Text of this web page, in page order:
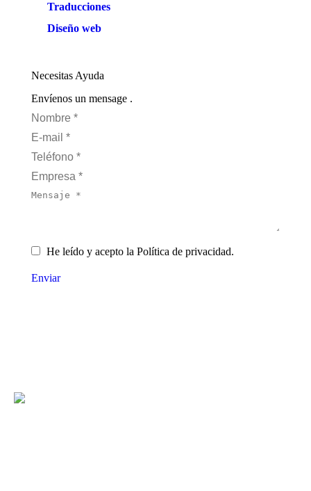
Traducciones
Diseño web
Necesitas Ayuda
Envíenos un mensage .
Nombre *
E-mail *
Teléfono *
Empresa *
Mensaje *
He leído y acepto la Política de privacidad.
Enviar